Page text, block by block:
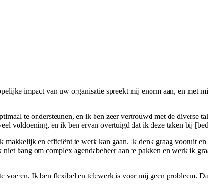
impact van uw organisatie spreekt mij enorm aan, en met
te ondersteunen, en ik ben zeer vertrouwd met de diverse
voldoening, en ik ben ervan overtuigd dat ik deze taken bij
en efficiënt te werk kan gaan. Ik denk graag vooruit en
bang om complex agendabeheer aan te pakken en werk ik
Ik ben flexibel en telewerk is voor mij geen probleem.